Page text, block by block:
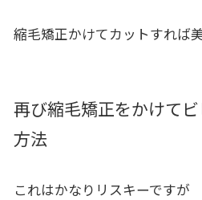
縮毛矯正かけてカットすれば
再び縮毛矯正をかけて
方法
これはかなりリスキーですが